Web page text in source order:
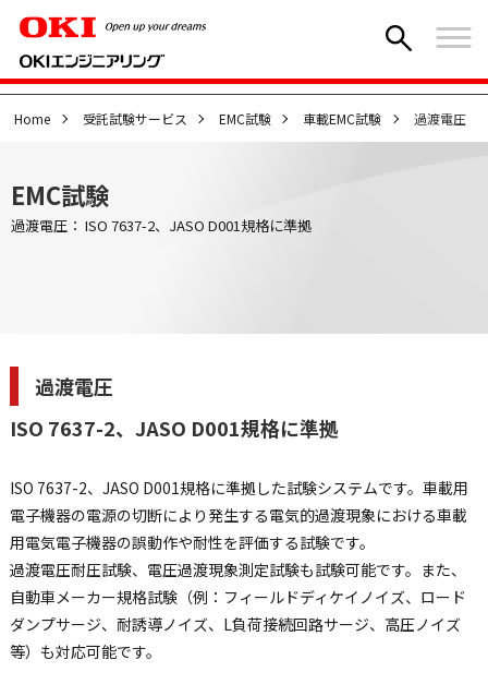
Home 受託試験サービス EMC試験 車載EMC試験 過渡電圧
EMC試験
過渡電圧： ISO 7637-2、JASO D001規格に準拠
過渡電圧
ISO 7637-2、JASO D001規格に準拠
ISO 7637-2、JASO D001規格に準拠した試験システムです。車載用
電子機器の電源の切断により発生する電気的過渡現象における車載
用電気電子機器の誤動作や耐性を評価する試験です。
過渡電圧耐圧試験、電圧過渡現象測定試験も試験可能です。また、
自動車メーカー規格試験（例：フィールドディケイノイズ、ロード
ダンプサージ、耐誘導ノイズ、L負荷接続回路サージ、高圧ノイズ
等）も対応可能です。